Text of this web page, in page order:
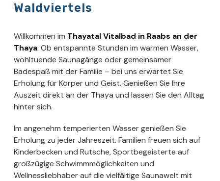
Waldviertels
Willkommen im Thayatal Vitalbad in Raabs an der
Thaya. Ob entspannte Stunden im warmen Wasser,
wohltuende Saunagänge oder gemeinsamer
Badespaß mit der Familie – bei uns erwartet Sie
Erholung für Körper und Geist. Genießen Sie Ihre
Auszeit direkt an der Thaya und lassen Sie den Alltag
hinter sich.
Im angenehm temperierten Wasser genießen Sie
Erholung zu jeder Jahreszeit. Familien freuen sich auf
Kinderbecken und Rutsche, Sportbegeisterte auf
großzügige Schwimmmöglichkeiten und
Wellnessliebhaber auf die vielfältige Saunawelt mit